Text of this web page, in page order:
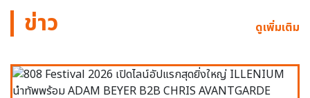
ข่าว ดูเพิ่มเติม